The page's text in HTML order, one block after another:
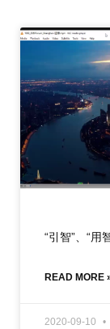
“引智”、“用
READ MORE
2020-09-10